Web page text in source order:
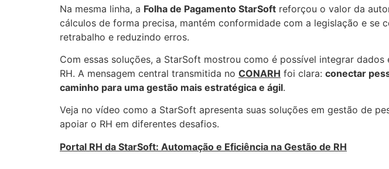
Na mesma linha, a Folha de Pagamento StarSoft reforçou o valor da
cálculos de forma precisa, mantém conformidade com a legislação e se
retrabalho e reduzindo erros.
Com essas soluções, a StarSoft mostrou como é possível integrar
RH. A mensagem central transmitida no CONARH foi clara: conectar
caminho para uma gestão mais estratégica e ágil.
Veja no vídeo como a StarSoft apresenta suas soluções em gestão de
apoiar o RH em diferentes desafios.
Portal RH da StarSoft: Automação e Eficiência na Gestão de RH